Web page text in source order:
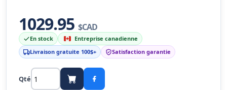
1029.95$CAD
En stock
Entreprise canadienne
Livraison gratuite 100$+
Satisfaction garantie
Qté